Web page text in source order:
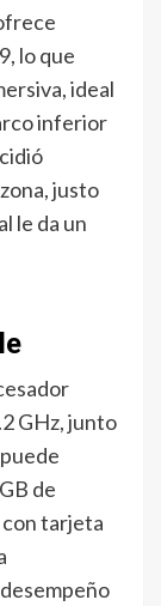
lo que
ideal
inferior
justo
le da un
GHz, junto
de
tarjeta